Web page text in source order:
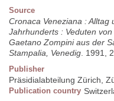
Source
Cronaca Veneziana : Alltag
Jahrhunderts : Veduten
Gaetano Zompini aus der
Stampalia, Venedig. 1991,
Publisher
Präsidialabteilung Zürich,
Publication country